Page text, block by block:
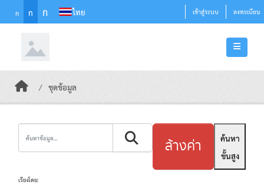
Skip to main content
ก ก ก ไทย เข้าสู่ระบบ ลงทะเบียน
ชุดข้อมูล
ล้างค่า
ค้นหา
ขั้นสูง
เรียงโดย